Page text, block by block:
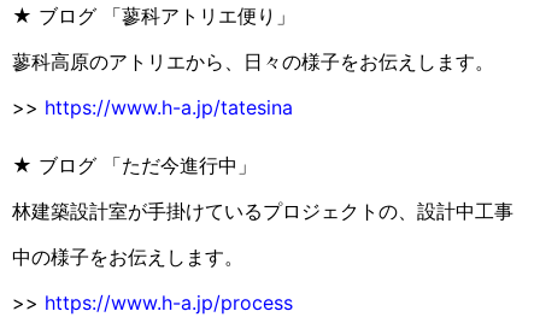
★ ブログ 「蓼科アトリエ便り」
蓼科高原のアトリエから、日々の様子をお伝えします。
>> https://www.h-a.jp/tatesina
★ ブログ 「ただ今進行中」
林建築設計室が手掛けているプロジェクトの、設計中工事
中の様子をお伝えします。
>> https://www.h-a.jp/process